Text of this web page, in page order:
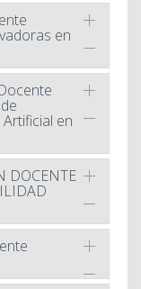
en
en
DOCENTE